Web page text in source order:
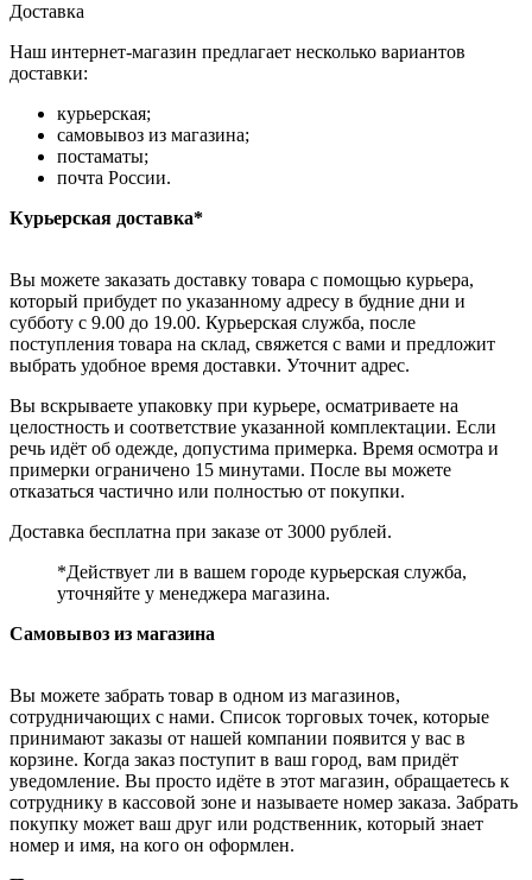
Доставка
Наш интернет-магазин предлагает несколько вариантов
доставки:
курьерская;
самовывоз из магазина;
постаматы;
почта России.
Курьерская доставка*
Вы можете заказать доставку товара с помощью курьера,
который прибудет по указанному адресу в будние дни и
субботу с 9.00 до 19.00. Курьерская служба, после
поступления товара на склад, свяжется с вами и предложит
выбрать удобное время доставки. Уточнит адрес.
Вы вскрываете упаковку при курьере, осматриваете на
целостность и соответствие указанной комплектации. Если
речь идёт об одежде, допустима примерка. Время осмотра и
примерки ограничено 15 минутами. После вы можете
отказаться частично или полностью от покупки.
Доставка бесплатна при заказе от 3000 рублей.
*Действует ли в вашем городе курьерская служба,
уточняйте у менеджера магазина.
Самовывоз из магазина
Вы можете забрать товар в одном из магазинов,
сотрудничающих с нами. Список торговых точек, которые
принимают заказы от нашей компании появится у вас в
корзине. Когда заказ поступит в ваш город, вам придёт
уведомление. Вы просто идёте в этот магазин, обращаетесь к
сотруднику в кассовой зоне и называете номер заказа. Забрать
покупку может ваш друг или родственник, который знает
номер и имя, на кого он оформлен.